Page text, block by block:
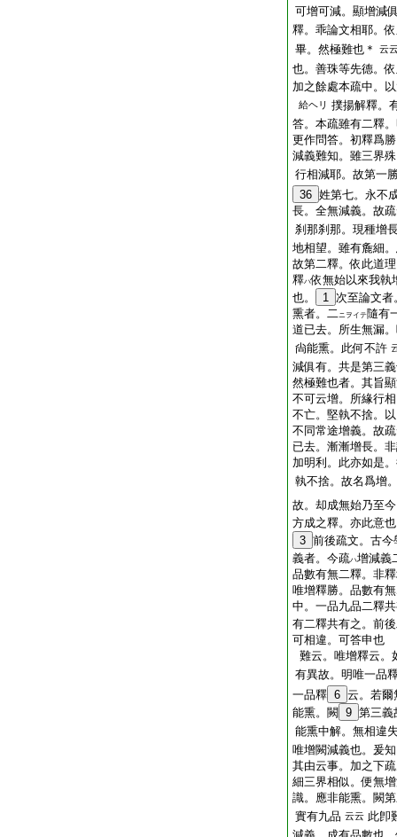
可增可減。顯增減
釋。乖論文相耶。
畢。然極難也＊
云
也。善珠等先德。
加之餘處本疏中。
給ヘリ 撲揚解釋。
答。本疏雖有二釋
更作問答。初釋爲
減義難知。雖三界
行相減耶。故第一
36 姓第七。永不
長。全無減義。故
刹那刹那。現種增
地相望。雖有麁細
故第二釋。依此道
釋ハ依無始以來我執
也。
1 次至論文者
熏者。二ニヲイテ隨有
道已去。所生無漏
尙能熏。此何不許
減俱有。共是第三
然極難也者。其旨
不可云增。所緣行
不亡。堅執不捨。
不同常途增義。故
已去。漸漸增長。
加明利。此亦如是
執不捨。故名爲增
故。却成無始乃至
方成之釋。亦此意
3 前後疏文。古
義者。今疏ハ增減義
品數有無二釋。非
唯增釋勝。品數有無
中。一品九品二釋
有二釋共有之。前
可相違。可答申也
難云。唯增釋云。
有異故。明唯一品
一品釋 6 云。若爾
能熏。闕 9 第三義
能熏中解。無相違
唯增闕減義也。爰
其由云事。加之下
細三界相似。便無
識。應非能熏。闕
實有九品 云云 此卽